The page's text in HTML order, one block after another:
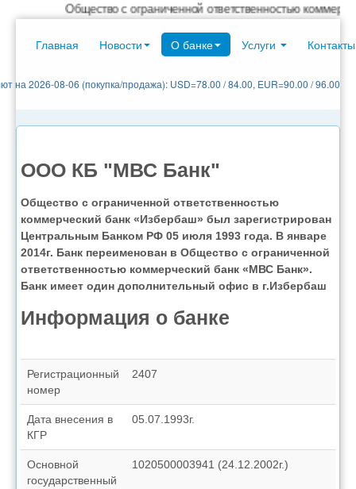
Общество с ограниченной ответственностью
Главная Новости О банке Услуги Контакты
на 2026-08-06 (покупка/продажа): USD=78.00 / 84.00, EUR=90.00 / 96.00
ООО КБ "МВС Банк"
Общество с ограниченной ответственностью
коммерческий банк «Избербаш» был зарегистрирован
Центральным Банком РФ 05 июля 1993 года. В январе
2014г. Банк переименован в Общество с ограниченной
ответственностью коммерческий банк «МВС Банк».
Банк имеет один дополнительный офис в г.Избербаш
Информация о банке
Регистрационный
номер
2407
Дата внесения в
КГР
05.07.1993г.
Основной
государственный
1020500003941 (24.12.2002г.)